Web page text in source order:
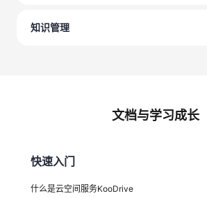
知识管理
文档与学习成长
快速入门
什么是云空间服务KooDrive